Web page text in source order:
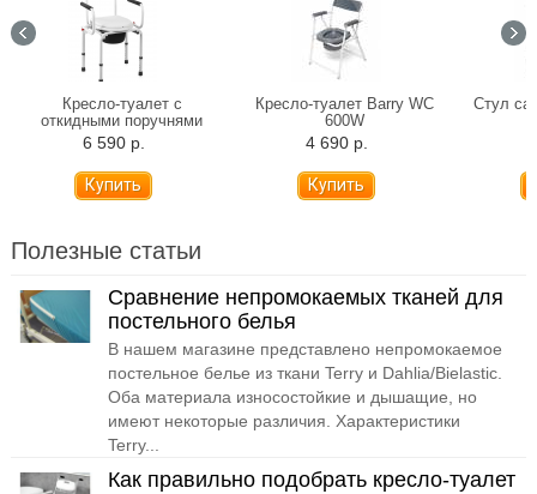
Кресло-туалет с
откидными поручнями
Barry WC-Delux
6 590 р.
Кресло-туалет Barry WC
600W
4 690 р.
Стул
Полезные статьи
Сравнение непромокаемых тканей для
постельного белья
В нашем магазине представлено непромокаемое
постельное белье из ткани Terry и Dahlia/Bielastic.
Оба материала износостойкие и дышащие, но
имеют некоторые различия. Характеристики
Terry...
Как правильно подобрать кресло-туалет